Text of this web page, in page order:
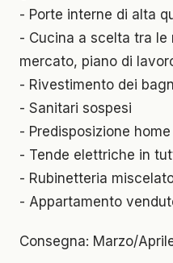
- Porte interne di alta
- Cucina a scelta tra le
mercato, piano di
- Rivestimento dei
- Sanitari sospesi
- Predisposizione
- Tende elettriche in
- Rubinetteria
- Appartamento
Consegna: Marzo/